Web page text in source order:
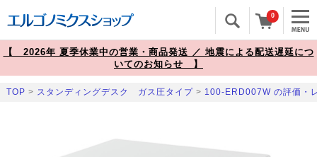
0
【 2026年 夏季休業中の営業・商品発送 ／ 地震による配送遅延につ
いてのお知らせ 】
TOP > スタンディングデスク ガス圧タイプ > 100-ERD007W の評価・